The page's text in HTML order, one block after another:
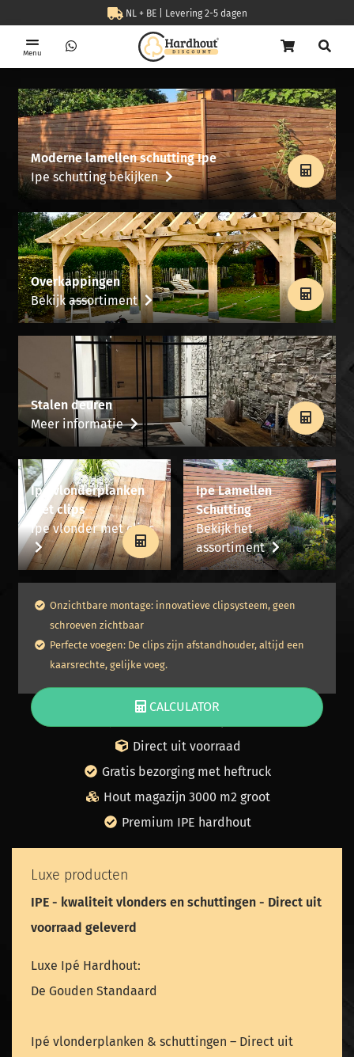
NL + BE | Levering 2-5 dagen
Menu
Moderne lamellen schutting Ipe
Ipe schutting bekijken
Overkappingen
Bekijk assortiment
Stalen deuren
Meer informatie
Ipe vlonderplanken
met clips
Ipe vlonder met clips
Ipe Lamellen
Schutting
Bekijk het
assortiment
Onzichtbare montage: innovatieve clipsysteem, geen
schroeven zichtbaar
Perfecte voegen: De clips zijn afstandhouder, altijd een
kaarsrechte, gelijke voeg.
CALCULATOR
Direct uit voorraad
Gratis bezorging met heftruck
Hout magazijn 3000 m2 groot
Premium IPE hardhout
Luxe producten
IPE - kwaliteit vlonders en schuttingen - Direct uit
voorraad geleverd
Luxe Ipé Hardhout:
De Gouden Standaard
Ipé vlonderplanken & schuttingen – Direct uit